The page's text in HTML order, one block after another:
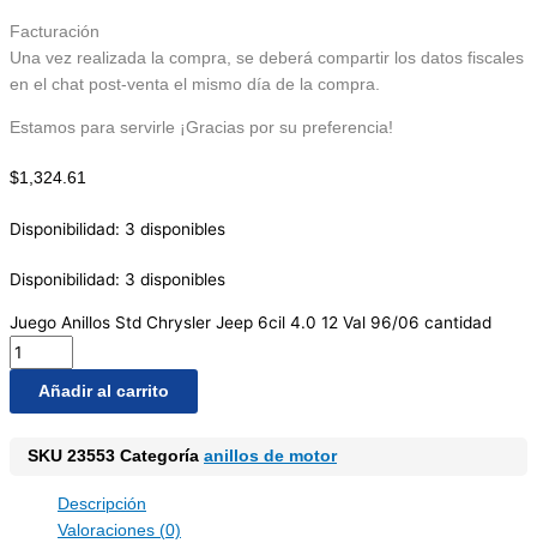
Facturación
Una vez realizada la compra, se deberá compartir los datos fiscales
en el chat post-venta el mismo día de la compra.
Estamos para servirle ¡Gracias por su preferencia!
$1,324.61
Disponibilidad: 3 disponibles
Disponibilidad: 3 disponibles
Juego Anillos Std Chrysler Jeep 6cil 4.0 12 Val 96/06 cantidad
Añadir al carrito
SKU 23553 Categoría anillos de motor
Descripción
Valoraciones (0)